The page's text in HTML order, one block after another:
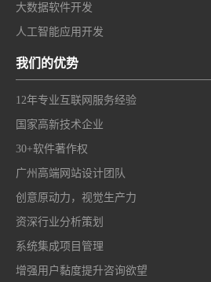
大数据软件开发
人工智能应用开发
我们的优势
12年专业互联网服务经验
国家高新技术企业
30+软件著作权
广州高端网站设计团队
创意原动力，视觉生产力
资深行业分析策划
系统集成项目管理
增强用户黏度提升咨询欲望